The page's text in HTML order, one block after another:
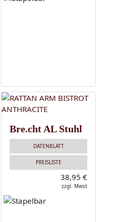
Bre.cht AL Stuhl
DATENBLATT
PREISLISTE
38,95 €
zzgl. Mwst